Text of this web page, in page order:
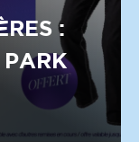
: